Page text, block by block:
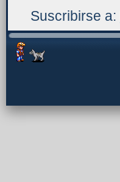
Suscribirse a: